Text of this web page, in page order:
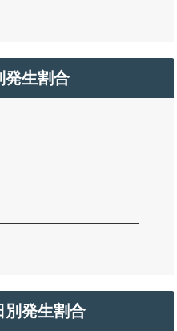
発生割合
別発生割合